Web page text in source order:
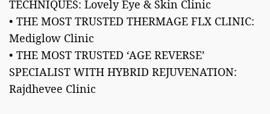
TECHNIQUES: Lovely Eye & Skin Clinic
• THE MOST TRUSTED THERMAGE FLX CLINIC:
Mediglow Clinic
• THE MOST TRUSTED ‘AGE REVERSE’
SPECIALIST WITH HYBRID REJUVENATION:
Rajdhevee Clinic